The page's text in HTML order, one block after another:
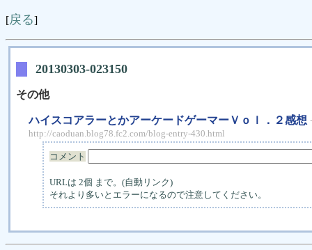
[戻る]
20130303-023150
その他
ハイスコアラーとかアーケードゲーマーＶｏｌ．２感想
http://caoduan.blog78.fc2.com/blog-entry-430.html
コメント
URLは 2個 まで。(自動リンク)
それより多いとエラーになるので注意してください。